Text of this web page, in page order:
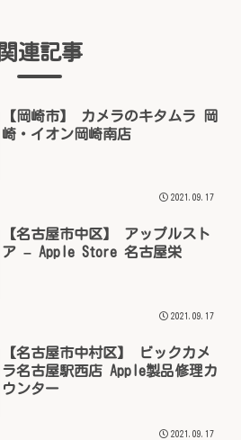
関連記事
【岡崎市】 カメラのキタムラ 岡
崎・イオン岡崎南店
2021.09.17
【名古屋市中区】 アップルスト
ア – Apple Store 名古屋栄
2021.09.17
【名古屋市中村区】 ビックカメ
ラ名古屋駅西店 Apple製品修理カ
ウンター
2021.09.17